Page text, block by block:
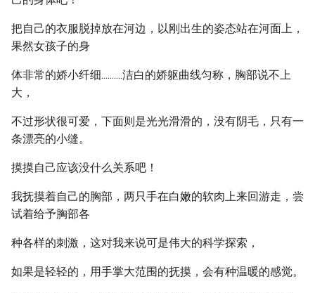
把自己的衣服脱掉放在河边，以刚出生的姿态站在河面上，
果然女孩子的身
体非常的娇小纤细..........洁白的娇躯曲线匀称，胸部说不上
大，
不过形状很可爱，下面则是光光滑滑的，没有阴毛，只有一
条漂亮的小缝。
摸摸自己应该没什么关系吧！
我抚摸着自己的胸部，两只手在白嫩的软肉上来回游走，尝
试着给予胸部各
种各样的刺激，这对我来说可是伟大的科学探索，
如果是轻轻的，用手掌大范围的抚摸，会有种温暖的感觉。